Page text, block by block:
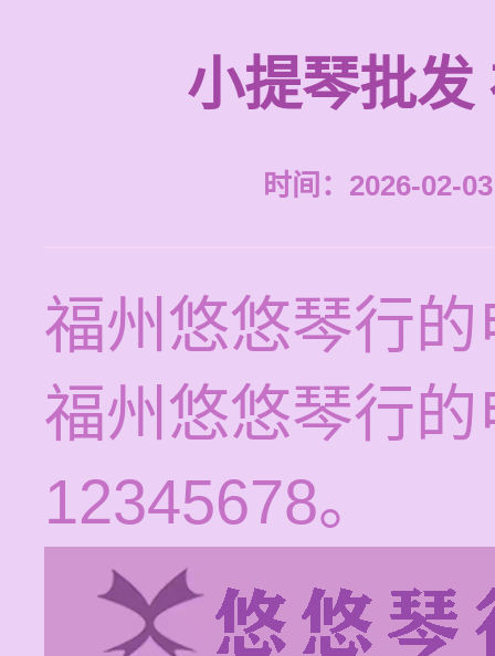
小提琴批发
时间：2026-02-
福州悠悠琴行
福州悠悠琴行
12345678。